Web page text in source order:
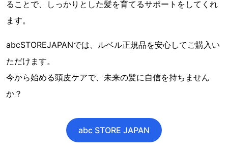
ることで、しっかりとした髪を育てるサポートをしてくれ
ます。
abcSTOREJAPANでは、ルベル正規品を安心してご購入い
ただけます。
今から始める頭皮ケアで、未来の髪に自信を持ちません
か？
abc STORE JAPAN